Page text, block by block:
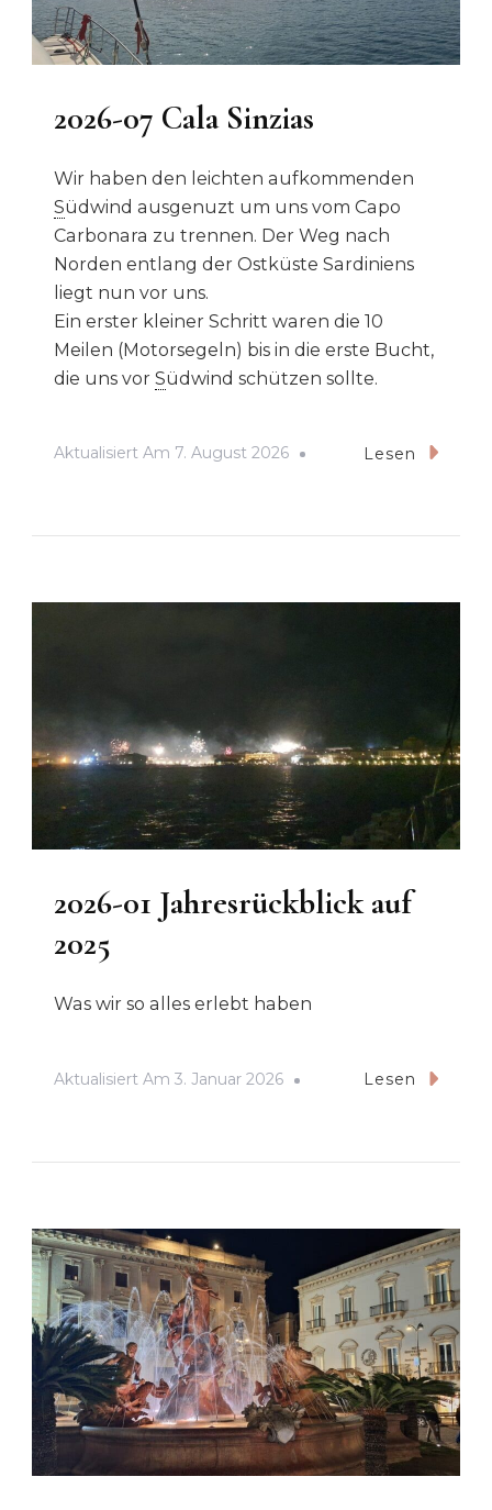
2026-07 Cala Sinzias
Wir haben den leichten aufkommenden
Südwind ausgenuzt um uns vom Capo
Carbonara zu trennen. Der Weg nach
Norden entlang der Ostküste Sardiniens
liegt nun vor uns.
Ein erster kleiner Schritt waren die 10
Meilen (Motorsegeln) bis in die erste Bucht,
die uns vor Südwind schützen sollte.
Aktualisiert Am 7. August 2026 Lesen
2026-01 Jahresrückblick auf
2025
Was wir so alles erlebt haben
Aktualisiert Am 3. Januar 2026 Lesen